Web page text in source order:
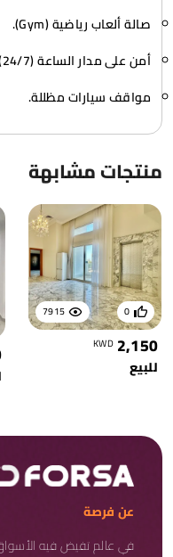
صالة ألعاب رياضية (Gym).
أمن على مدار الساعة (24/7).
مواقف سيارات مظللة.
منتجات مشابهة
7915 0
2,150
KWD
للبيع
عن فرصة
في عالم تفيض فيه الأسواق